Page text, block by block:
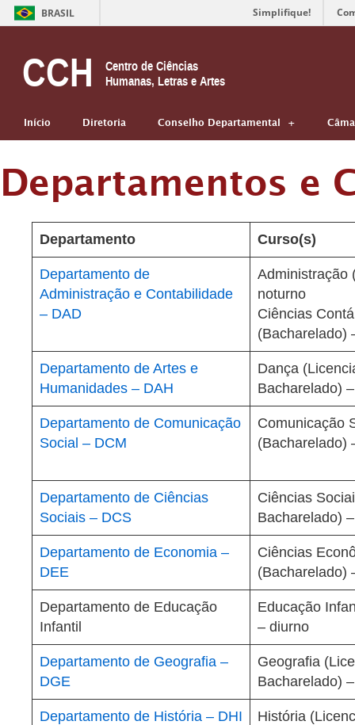
BRASIL Simplifique!
CCH
Centro de Ciências
Humanas, Letras e Artes
Início Diretoria Conselho Departamental
Departamentos e
Departamento Curso(s)
Departamento de
Administração e Contabilidade
– DAD
Administração
noturno
Ciências
(Bacharelado)
Departamento de Artes e
Humanidades – DAH
Dança
Bacharelado)
Departamento de Comunicação
Social – DCM
Comunicação
(Bacharelado)
Departamento de Ciências
Sociais – DCS
Ciências
Bacharelado)
Departamento de Economia –
DEE
Ciências
(Bacharelado)
Departamento de Educação
Infantil
Educação
– diurno
Departamento de Geografia –
DGE
Geografia
Bacharelado)
Departamento de História – DHI
História